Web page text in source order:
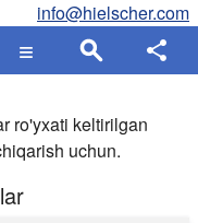
info@hielscher.com
ro'yxati keltirilgan
uchun.